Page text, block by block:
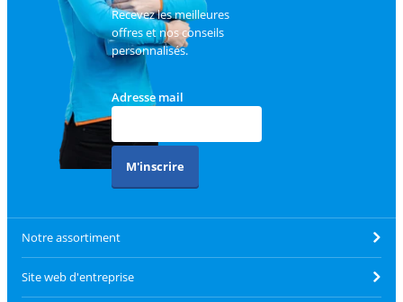
Recevez les meilleures
offres et nos conseils
personnalisés.
Adresse mail
M'inscrire
Notre assortiment
Site web d'entreprise